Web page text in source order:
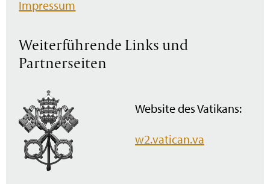
Impressum
Weiterführende Links und
Partnerseiten
Website des Vatikans:
w2.vatican.va